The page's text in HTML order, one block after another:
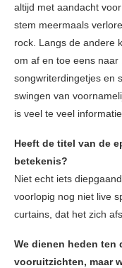
altijd met aandacht
stem meermaals
rock. Langs de andere
om af en toe eens
songwriterdingetjes en
swingen van
is veel te veel
Heeft de titel van de
betekenis?
Niet echt iets
voorlopig nog niet live
curtains, dat het zich
We dienen heden ten
vooruitzichten, maar